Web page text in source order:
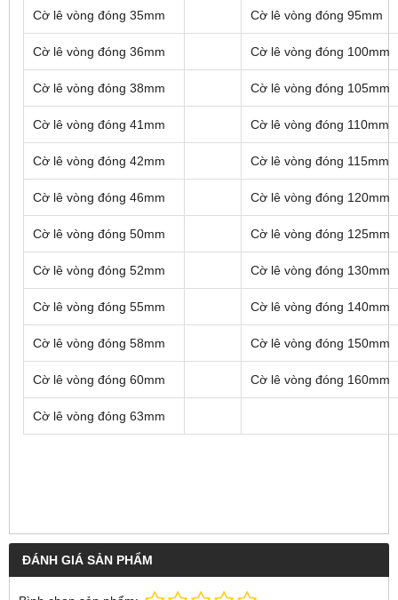
Cờ lê vòng đóng 35mm Cờ lê vòng đóng 95mm
Cờ lê vòng đóng 36mm Cờ lê vòng đóng 100mm
Cờ lê vòng đóng 38mm Cờ lê vòng đóng 105mm
Cờ lê vòng đóng 41mm Cờ lê vòng đóng 110mm
Cờ lê vòng đóng 42mm Cờ lê vòng đóng 115mm
Cờ lê vòng đóng 46mm Cờ lê vòng đóng 120mm
Cờ lê vòng đóng 50mm Cờ lê vòng đóng 125mm
Cờ lê vòng đóng 52mm Cờ lê vòng đóng 130mm
Cờ lê vòng đóng 55mm Cờ lê vòng đóng 140mm
Cờ lê vòng đóng 58mm Cờ lê vòng đóng 150mm
Cờ lê vòng đóng 60mm Cờ lê vòng đóng 160mm
Cờ lê vòng đóng 63mm
ĐÁNH GIÁ SẢN PHẨM